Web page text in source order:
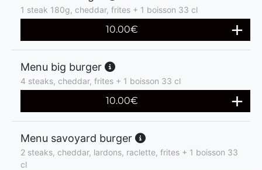
1 steak 180g, cheddar, frites + 1 boisson 33 cl
10.00€
Menu big burger
4 steaks, cheddar, frites + 1 boisson 33 cl
10.00€
Menu savoyard burger
2 steaks, cheddar, lardons, raclette, frites + 1 boisson 33
cl